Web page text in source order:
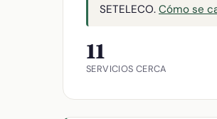
SETELECO. Cómo se
11
SERVICIOS CERCA